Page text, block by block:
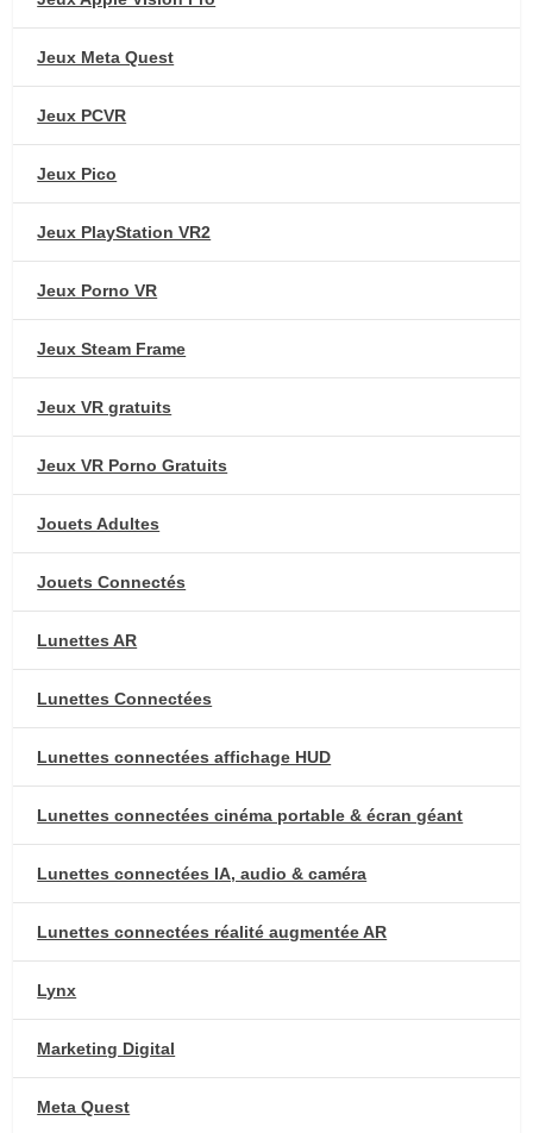
Jeux Meta Quest
Jeux PCVR
Jeux Pico
Jeux PlayStation VR2
Jeux Porno VR
Jeux Steam Frame
Jeux VR gratuits
Jeux VR Porno Gratuits
Jouets Adultes
Jouets Connectés
Lunettes AR
Lunettes Connectées
Lunettes connectées affichage HUD
Lunettes connectées cinéma portable & écran géant
Lunettes connectées IA, audio & caméra
Lunettes connectées réalité augmentée AR
Lynx
Marketing Digital
Meta Quest